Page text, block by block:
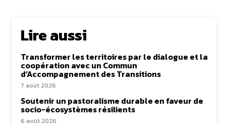
Lire aussi
Transformer les territoires par le dialogue et la
coopération avec un Commun
d’Accompagnement des Transitions
7 août 2026
Soutenir un pastoralisme durable en faveur de
socio-écosystèmes résilients
6 août 2026